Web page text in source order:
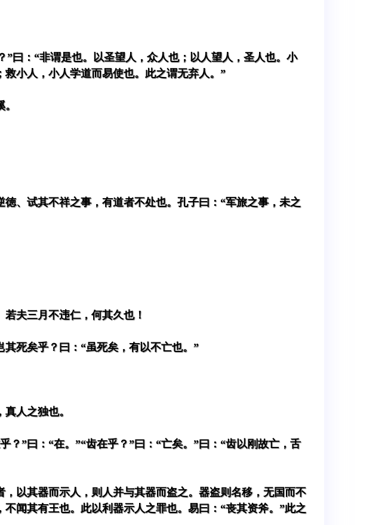
”曰：“非谓是也。以圣望人，众人也；以人望人，圣人也。小
小人，小人学道而易使也。此之谓无弃人。”
、试其不祥之事，有道者不处也。孔子曰：“军旅之事，未之
夫三月不违仁，何其久也！
死矣乎？曰：“虽死矣，有以不亡也。”
人之独也。
”曰：“在。”“齿在乎？”曰：“亡矣。”曰：“齿以刚故亡，舌
以其器而示人，则人并与其器而盗之。器盗则名移，无国而不
闻其有王也。此以利器示人之罪也。易曰：“丧其资斧。”此之